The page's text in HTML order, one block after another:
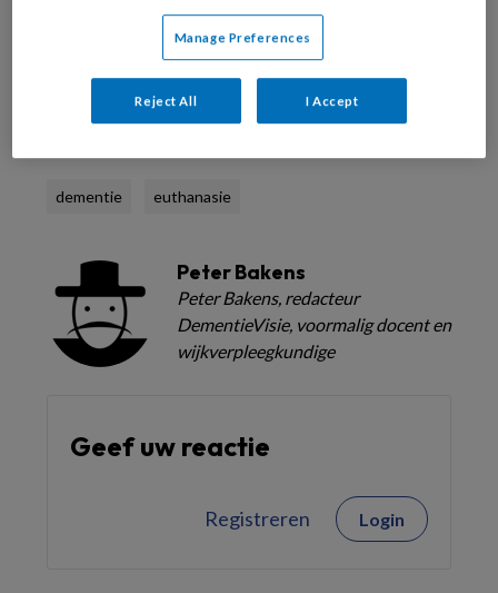
Al abonnee?Log dan in
Reageer op dit artikel Deel dit artikel
dementie euthanasie
Peter Bakens
Peter Bakens, redacteur
DementieVisie, voormalig docent en
wijkverpleegkundige
Geef uw reactie
Registreren Login
Manage Preferences
Reject All I Accept